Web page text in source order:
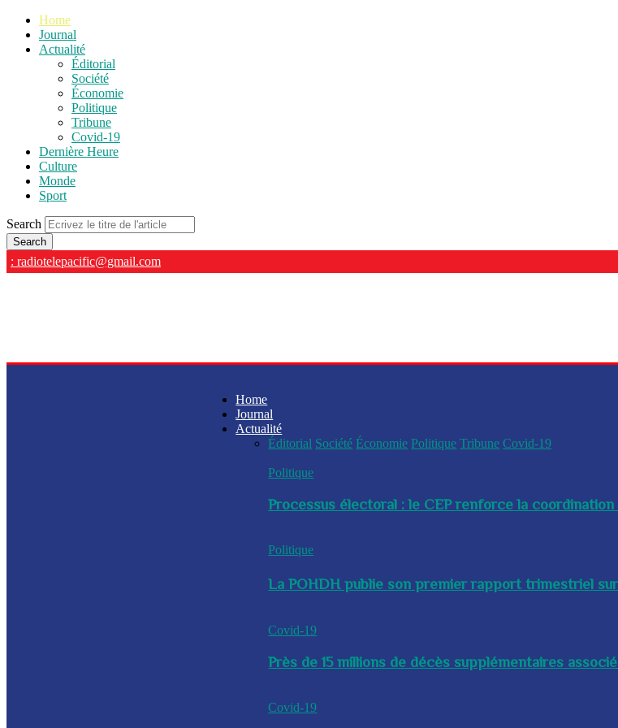
Home
Journal
Actualité
Éditorial
Société
Économie
Politique
Tribune
Covid-19
Dernière Heure
Culture
Monde
Sport
Search
: radiotelepacific@gmail.com
Home
Journal
Actualité
Éditorial Société Économie Politique Tribune Covid-19
Politique
Processus électoral : le CEP renforce la
Politique
La POHDH publie son premier rapport trimestriel
Covid-19
Près de 15 millions de décès supplémentaires
Covid-19